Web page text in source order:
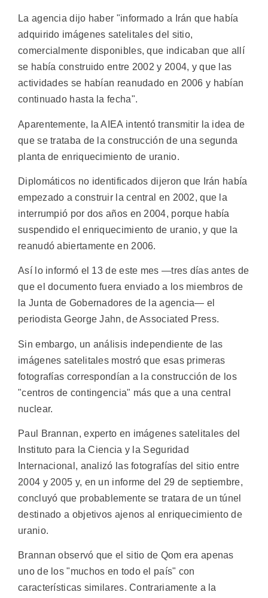
La agencia dijo haber "informado a Irán que había
adquirido imágenes satelitales del sitio,
comercialmente disponibles, que indicaban que allí
se había construido entre 2002 y 2004, y que las
actividades se habían reanudado en 2006 y habían
continuado hasta la fecha".
Aparentemente, la AIEA intentó transmitir la idea de
que se trataba de la construcción de una segunda
planta de enriquecimiento de uranio.
Diplomáticos no identificados dijeron que Irán había
empezado a construir la central en 2002, que la
interrumpió por dos años en 2004, porque había
suspendido el enriquecimiento de uranio, y que la
reanudó abiertamente en 2006.
Así lo informó el 13 de este mes —tres días antes de
que el documento fuera enviado a los miembros de
la Junta de Gobernadores de la agencia— el
periodista George Jahn, de Associated Press.
Sin embargo, un análisis independiente de las
imágenes satelitales mostró que esas primeras
fotografías correspondían a la construcción de los
"centros de contingencia" más que a una central
nuclear.
Paul Brannan, experto en imágenes satelitales del
Instituto para la Ciencia y la Seguridad
Internacional, analizó las fotografías del sitio entre
2004 y 2005 y, en un informe del 29 de septiembre,
concluyó que probablemente se tratara de un túnel
destinado a objetivos ajenos al enriquecimiento de
uranio.
Brannan observó que el sitio de Qom era apenas
uno de los "muchos en todo el país" con
características similares. Contrariamente a la